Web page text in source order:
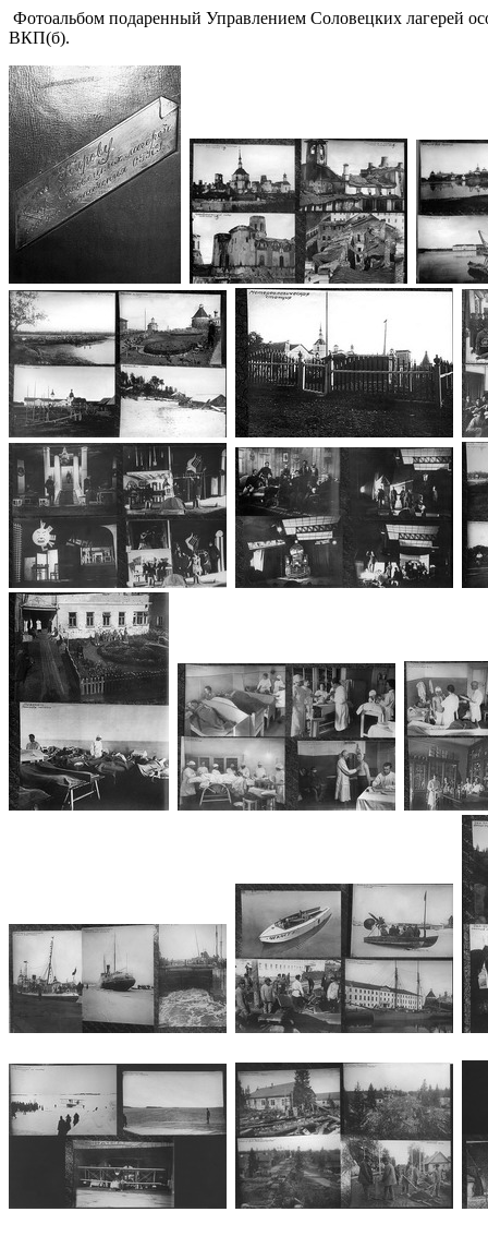
Фотоальбом подаренный Управлением Соловецких лагерей
ВКП(б).